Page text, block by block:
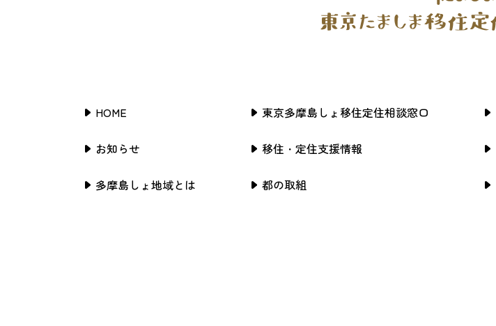
HOME
お知らせ
多摩島しょ地域とは
東京多摩島しょ移住定住相談窓口
移住・定住支援情報
都の取組